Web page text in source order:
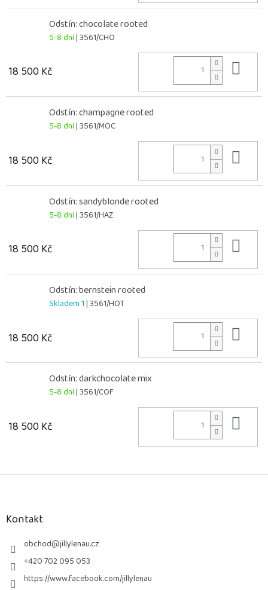
Odstín: chocolate rooted
5-8 dní| 3561/CHO
18 500 Kč
Odstín: champagne rooted
5-8 dní| 3561/MOC
18 500 Kč
Odstín: sandyblonde rooted
5-8 dní| 3561/HAZ
18 500 Kč
Odstín: bernstein rooted
Skladem 1| 3561/HOT
18 500 Kč
Odstín: darkchocolate mix
5-8 dní| 3561/COF
18 500 Kč
Z
Kontakt
obchod@jillylenau.cz
+420 702 095 053
https://www.facebook.com/jillylenau